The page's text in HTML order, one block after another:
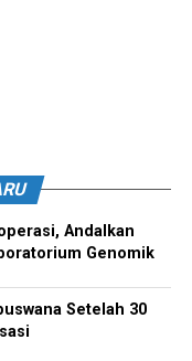
Andalkan
Genomik
Setelah 30